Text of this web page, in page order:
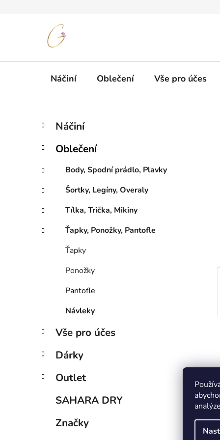
Náčiní Oblečení Vše pro účes
P
s
r
a
n
n
p
Přeskočit
kategorie
K
a
e
o
i
e
Náčiní
Oblečení
Body, Spodní prádlo, Plavky
Šortky, Legíny, Overaly
Tílka, Trička, Mikiny
Ťapky, Ponožky, Pantofle
Ťapky
Ponožky
Pantofle
Návleky
Vše pro účes
Dárky
Outlet
SAHARA DRY
Značky